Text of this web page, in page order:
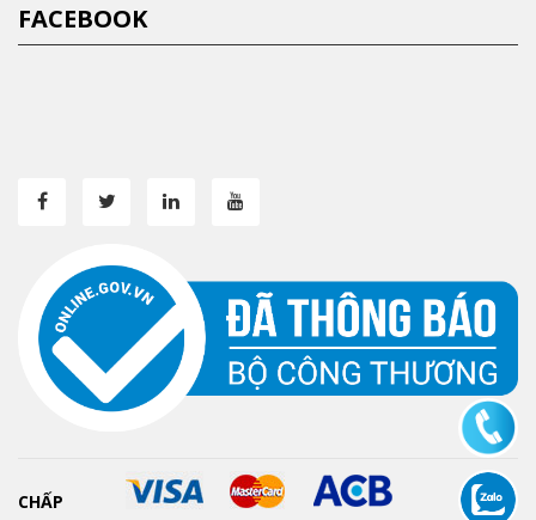
FACEBOOK
CHẤP